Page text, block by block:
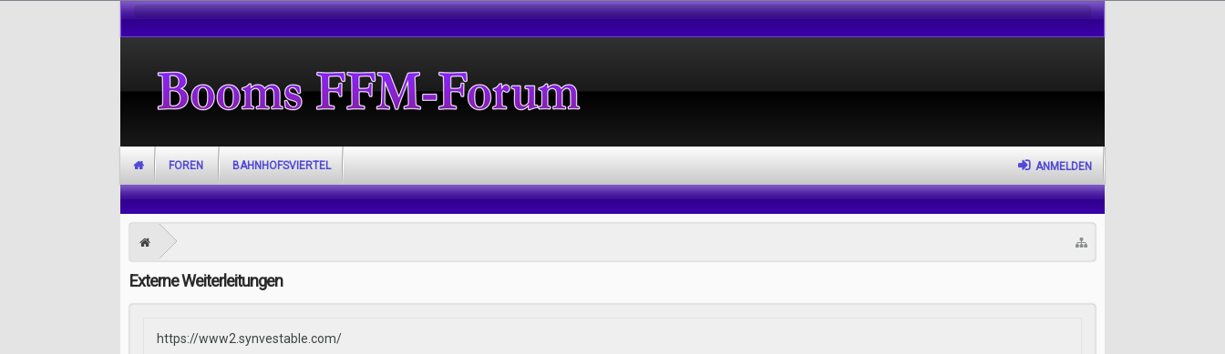
Externe Weiterleitungen
https://www2.synvestable.com/
FOREN BAHNHOFSVIERTEL ANMELDEN